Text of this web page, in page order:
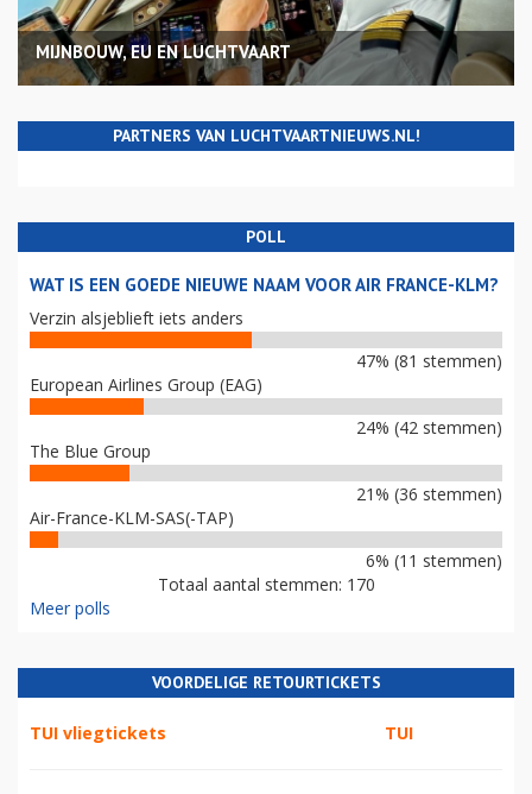
MIJNBOUW, EU EN LUCHTVAART
PARTNERS VAN LUCHTVAARTNIEUWS.NL!
POLL
WAT IS EEN GOEDE NIEUWE NAAM VOOR AIR FRANCE-KLM?
Verzin alsjeblieft iets anders
47% (81 stemmen)
European Airlines Group (EAG)
24% (42 stemmen)
The Blue Group
21% (36 stemmen)
Air-France-KLM-SAS(-TAP)
6% (11 stemmen)
Totaal aantal stemmen: 170
Meer polls
VOORDELIGE RETOURTICKETS
TUI vliegtickets TUI